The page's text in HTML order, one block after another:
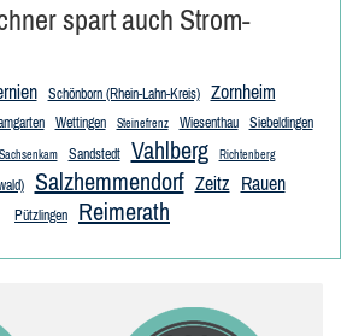
spart auch Strom-
Schönborn (Rhein-Lahn-Kreis) Zornheim
Wettingen Steinefrenz Wiesenthau Siebeldingen
Sachsenkam Sandstedt Vahlberg Richtenberg
Salzhemmendorf Zeitz Rauen
Pützlingen Reimerath